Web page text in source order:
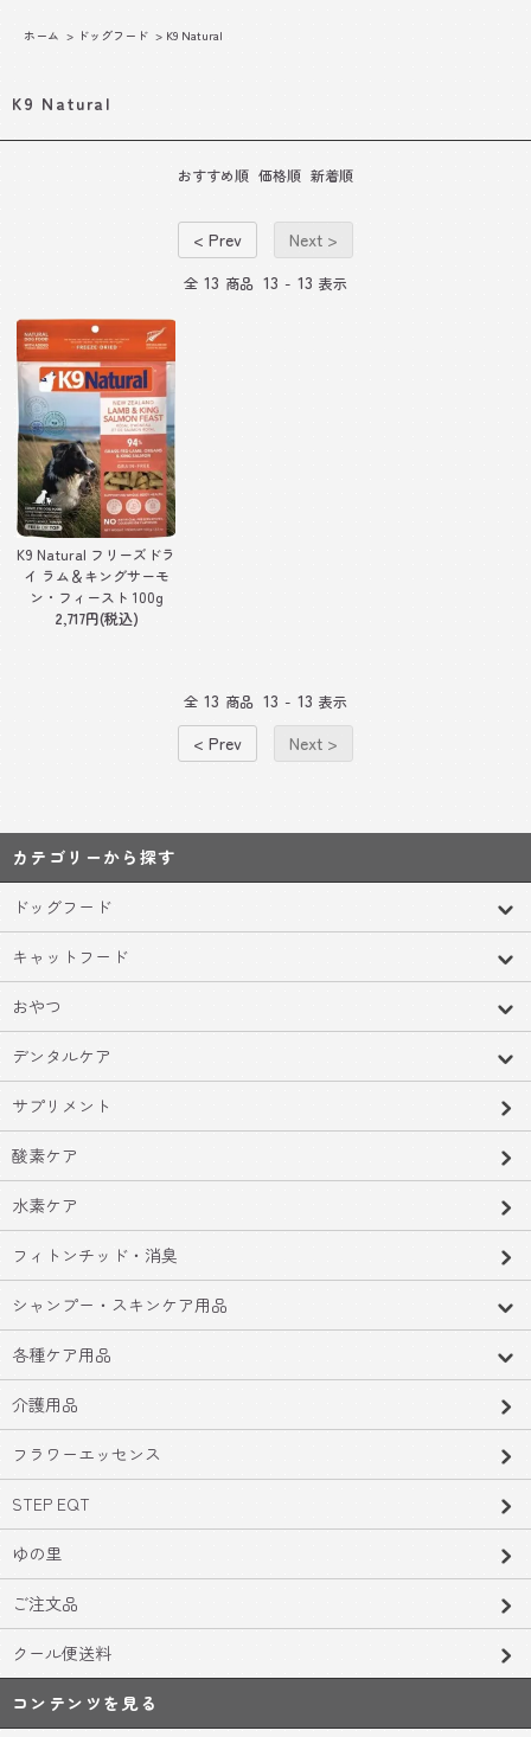
ホーム > ドッグフード > K9 Natural
K9 Natural
おすすめ順 価格順 新着順
< Prev Next >
全 13 商品 13 - 13 表示
K9 Natural フリーズドラ
イ ラム＆キングサーモ
ン・フィースト 100g
2,717円(税込)
全 13 商品 13 - 13 表示
< Prev Next >
カテゴリーから探す
ドッグフード
キャットフード
おやつ
デンタルケア
サプリメント
酸素ケア
水素ケア
フィトンチッド・消臭
シャンプー・スキンケア用品
各種ケア用品
介護用品
フラワーエッセンス
STEP EQT
ゆの里
ご注文品
クール便送料
コンテンツを見る